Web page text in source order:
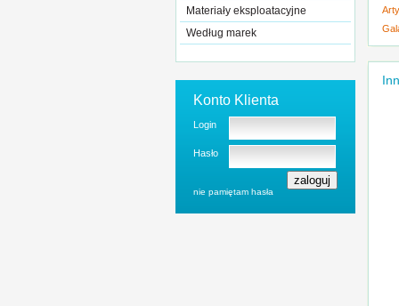
Materiały eksploatacyjne
Według marek
Konto Klienta
Login
Hasło
nie pamiętam hasła